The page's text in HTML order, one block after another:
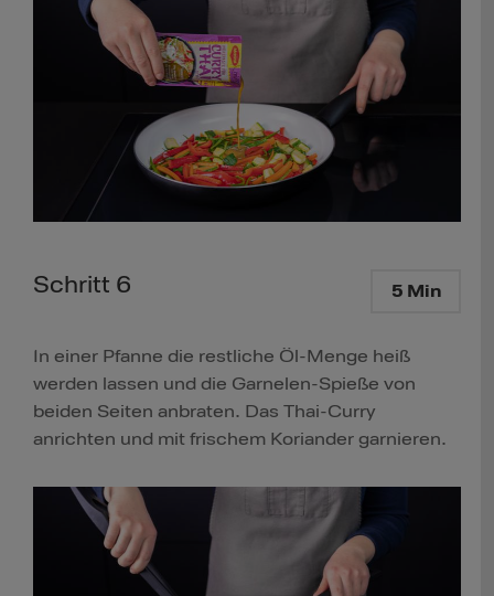
Schritt 6 5 Min
In einer Pfanne die restliche Öl-Menge heiß
werden lassen und die Garnelen-Spieße von
beiden Seiten anbraten. Das Thai-Curry
anrichten und mit frischem Koriander garnieren.